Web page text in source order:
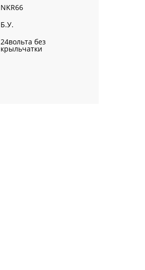
NKR66
Б.У.
24вольта без
крыльчатки